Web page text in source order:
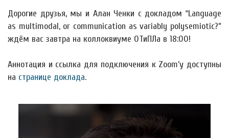
Дорогие друзья, мы и Алан Ченки с докладом “Language
as multimodal, or communication as variably polysemiotic?”
ждём вас завтра на коллоквиуме ОТиПЛа в 18:00!
Аннотация и ссылка для подключения к Zoom'у доступны
на странице доклада.